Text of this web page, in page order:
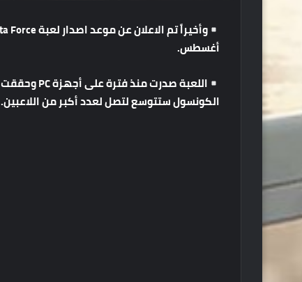
وأخيراًتمالاعلانعنموعداصدارلعبةDelta Force
أغسطس.
اللعبةصدرتمنذفترةعلىأجهزةPC وحققت
الكونسولستتوسعلتصللعددأكبرمناللاعبين.